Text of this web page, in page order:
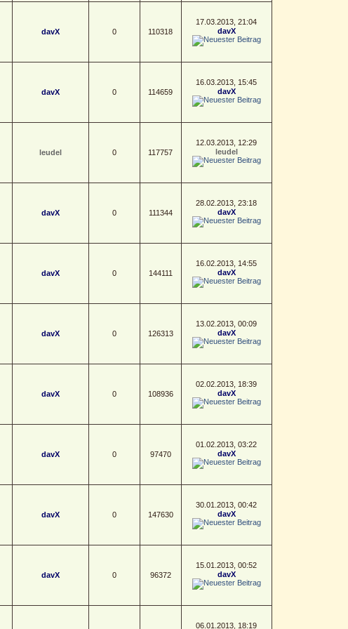
davX 0 110318
17.03.2013, 21:04
davX
davX 0 114659
16.03.2013, 15:45
davX
leudel 0 117757
12.03.2013, 12:29
leudel
davX 0 111344
28.02.2013, 23:18
davX
davX 0 144111
16.02.2013, 14:55
davX
davX 0 126313
13.02.2013, 00:09
davX
davX 0 108936
02.02.2013, 18:39
davX
davX 0 97470
01.02.2013, 03:22
davX
davX 0 147630
30.01.2013, 00:42
davX
davX 0 96372
15.01.2013, 00:52
davX
06.01.2013, 18:19